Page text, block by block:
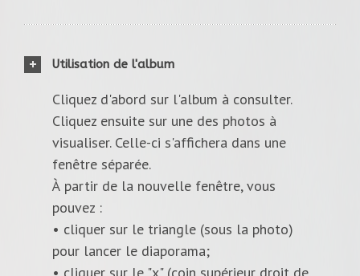
Utilisation de l'album
Cliquez d'abord sur l'album à consulter.
Cliquez ensuite sur une des photos à
visualiser. Celle-ci s'affichera dans une
fenêtre séparée.
À partir de la nouvelle fenêtre, vous
pouvez :
• cliquer sur le triangle (sous la photo)
pour lancer le diaporama;
• cliquer sur le "x" (coin supérieur droit de